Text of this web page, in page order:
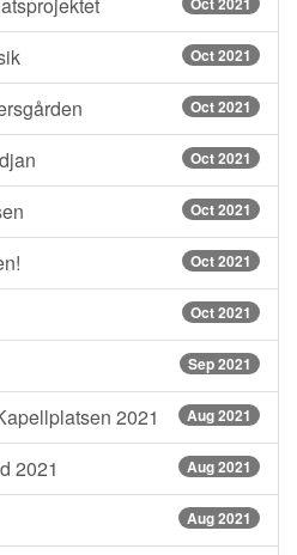
Oct 2021
Oct 2021
Oct 2021
Oct 2021
Oct 2021
Oct 2021
Sep 2021
2021 Aug 2021
2021 Aug 2021
Aug 2021